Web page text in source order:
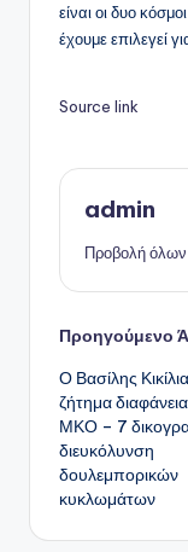
είναι οι δυο
έχουμε επιλεγεί
Source link
admin
Προβολή
Προηγούμενο
Ο Βασίλης
ζήτημα
ΜΚΟ – 7
διευκόλυνση
δουλεμπορικών
κυκλωμάτων